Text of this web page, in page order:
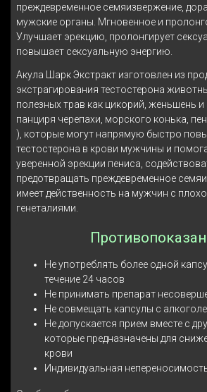
преждевременное семяизвержение,
мужские органы. Мгновенное и
Улучшает эрекцию, пролонгирует
повышает сексуальную энергию.
Акула Шарк Экстракт изготовлен из
экстрагирования тестостерона
полезных трав как цикорий, женьшень
панциря черепахи, морского конька,
), которые могут напрямую быстро
тестостерона в крови мужчины и
уверенной эрекции пениса,
предотвращать преждевременное
имеет действенность на мужчин с
генеталиями.
Не употреблять более одной
течение 24 часов
Не принимать препарат
Не совмещать капсулы с
Не допускается прием вместе с
которые предназначены для
крови
Индивидуальная